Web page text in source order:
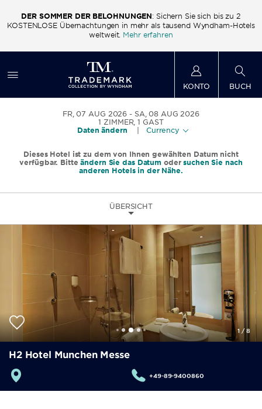
DER SOMMER DER BELOHNUNGEN: Sichern Sie sich bis zu 2
KOSTENLOSE Übernachtungen in mehr als tausend Wyndham-Hotels
weltweit. Mehr erfahren
KONTO BUCH
FR, 07 AUG 2026
SA, 08 AUG 2026
1 ZIMMER,1 GAST
Daten ändern
Currency
Dieses Hotel ist zu dem von Ihnen gewählten Datum nicht
verfügbar. Bitteändern Sie das Datum odersuchen Sie nach
anderen Hotels in der Nähe.
ÜBERSICHT
1 /8
H2 Hotel Munchen Messe
+49-89-9400860